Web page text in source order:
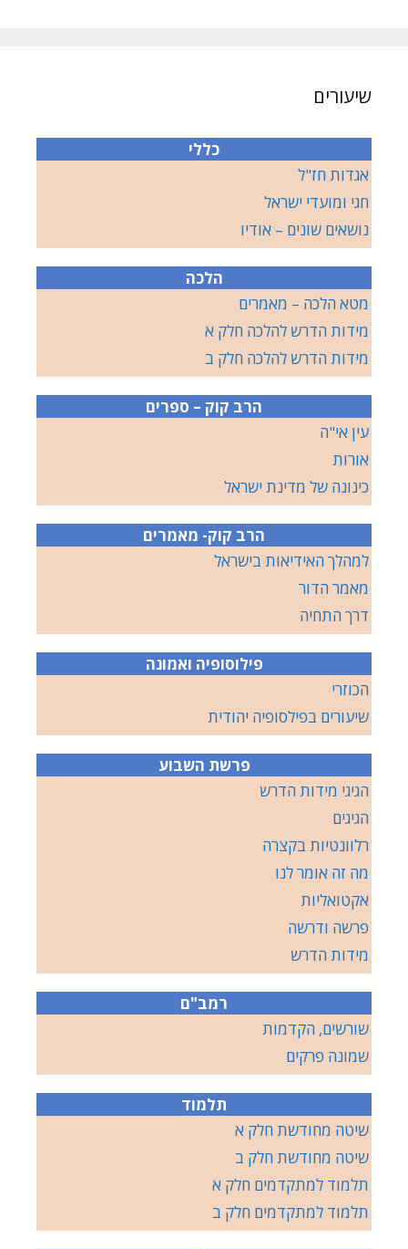
שיעורים
כללי
אגדות חז"ל
חגי ומועדי ישראל
נושאים שונים – אודיו
הלכה
מטא הלכה – מאמרים
מידות הדרש להלכה חלק א
מידות הדרש להלכה חלק ב
הרב קוק – ספרים
עין אי"ה
אורות
כינונה של מדינת ישראל
הרב קוק- מאמרים
למהלך האידיאות בישראל
מאמר הדור
דרך התחיה
פילוסופיה ואמונה
הכוזרי
שיעורים בפילסופיה יהודית
פרשת השבוע
הגיגי מידות הדרש
הגיגים
רלוונטיות בקצרה
מה זה אומר לנו
אקטואליות
פרשה ודרשה
מידות הדרש
רמב"ם
שורשים, הקדמות
שמונה פרקים
תלמוד
שיטה מחודשת חלק א
שיטה מחודשת חלק ב
תלמוד למתקדמים חלק א
תלמוד למתקדמים חלק ב